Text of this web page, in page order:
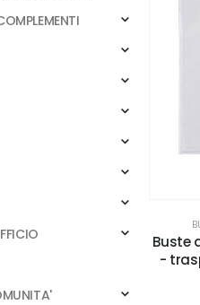
Buste
-